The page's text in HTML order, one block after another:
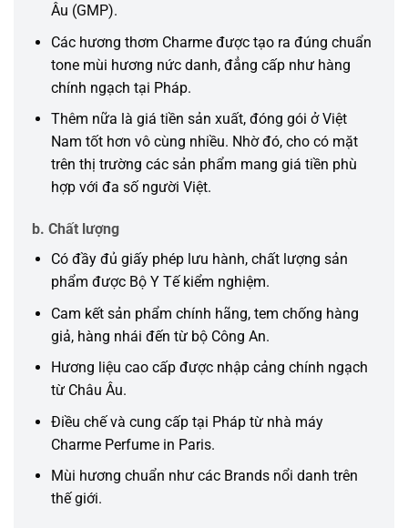
Âu (GMP).
Các hương thơm Charme được tạo ra đúng chuẩn
tone mùi hương nức danh, đẳng cấp như hàng
chính ngạch tại Pháp.
Thêm nữa là giá tiền sản xuất, đóng gói ở Việt
Nam tốt hơn vô cùng nhiều. Nhờ đó, cho có mặt
trên thị trường các sản phẩm mang giá tiền phù
hợp với đa số người Việt.
b. Chất lượng
Có đầy đủ giấy phép lưu hành, chất lượng sản
phẩm được Bộ Y Tế kiểm nghiệm.
Cam kết sản phẩm chính hãng, tem chống hàng
giả, hàng nhái đến từ bộ Công An.
Hương liệu cao cấp được nhập cảng chính ngạch
từ Châu Âu.
Điều chế và cung cấp tại Pháp từ nhà máy
Charme Perfume in Paris.
Mùi hương chuẩn như các Brands nổi danh trên
thế giới.